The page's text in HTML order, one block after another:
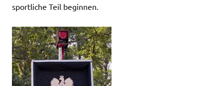
sportliche Teil beginnen.